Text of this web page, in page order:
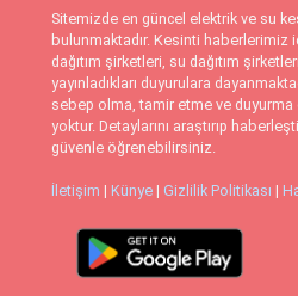
Sitemizde en güncel elektrik ve su
bulunmaktadır. Kesinti haberlerimiz
dağıtım şirketleri, su dağıtım
yayınladıkları duyurulara
sebep olma, tamir etme ve
yoktur. Detaylarını araştırıp
güvenle öğrenebilirsiniz.
İletişim | Künye | Gizlilik Politikası |